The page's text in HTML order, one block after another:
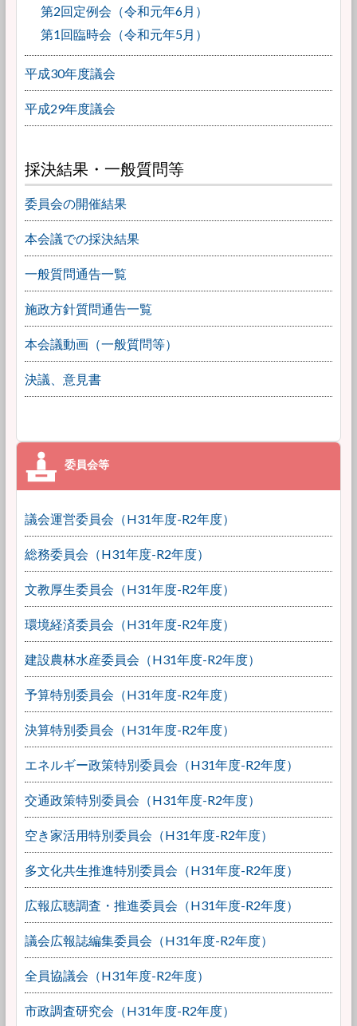
第2回定例会（令和元年6月）
第1回臨時会（令和元年5月）
平成30年度議会
平成29年度議会
採決結果・一般質問等
委員会の開催結果
本会議での採決結果
一般質問通告一覧
施政方針質問通告一覧
本会議動画（一般質問等）
決議、意見書
議会運営委員会（H31年度-R2年度）
総務委員会（H31年度-R2年度）
文教厚生委員会（H31年度-R2年度）
環境経済委員会（H31年度-R2年度）
建設農林水産委員会（H31年度-R2年度）
予算特別委員会（H31年度-R2年度）
決算特別委員会（H31年度-R2年度）
エネルギー政策特別委員会（H31年度-R2年度）
交通政策特別委員会（H31年度-R2年度）
空き家活用特別委員会（H31年度-R2年度）
多文化共生推進特別委員会（H31年度-R2年度）
広報広聴調査・推進委員会（H31年度-R2年度）
議会広報誌編集委員会（H31年度-R2年度）
全員協議会（H31年度-R2年度）
市政調査研究会（H31年度-R2年度）